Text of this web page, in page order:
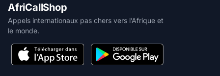
AfriCallShop
Appels internationaux pas chers vers l’Afrique et
le monde.